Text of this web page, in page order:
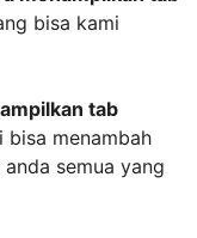
bisa kami
tab
bisa menambah
semua yang